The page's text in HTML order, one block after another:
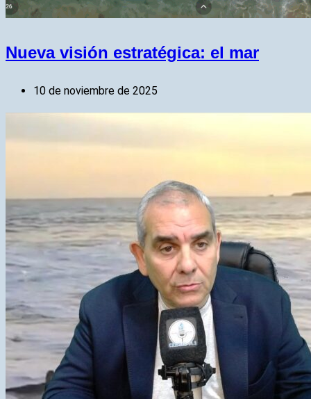
Nueva visión estratégica: el mar
10 de noviembre de 2025